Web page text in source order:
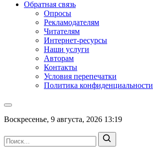
Обратная связь
Опросы
Рекламодателям
Читателям
Интернет-ресурсы
Наши услуги
Авторам
Контакты
Условия перепечатки
Политика конфиденциальности
Воскресенье, 9 августа, 2026 13:19